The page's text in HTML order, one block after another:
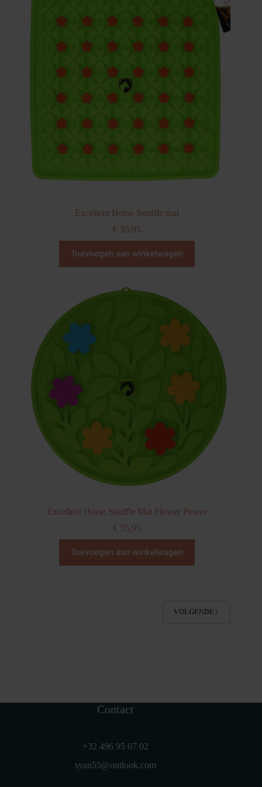
kan
worden
op
productpagina
Excellent Horse Snuffle mat
€ 35,95
Toevoegen aan winkelwagen
Excellent Horse Snuffle Mat Flower Power
€ 35,95
Toevoegen aan winkelwagen
VOLGENDE
Contact
+32 496 95 07 02
syan55@outlook.com